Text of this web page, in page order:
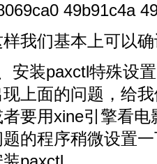
49b91c4a
我们基本上可以
安装paxctl特殊设置
现上面的问题，给
要用xine引擎看
题的程序稍微设置